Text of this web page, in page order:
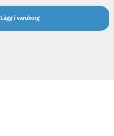
Lägg i varukorg